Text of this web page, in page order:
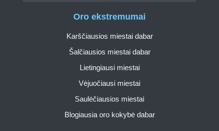
Oro ekstremumai
Karščiausios miestai dabar
Šalčiausios miestai dabar
Lietingiausi miestai
Vėjuočiausi miestai
Saulėčiausios miestai
Blogiausia oro kokybė dabar